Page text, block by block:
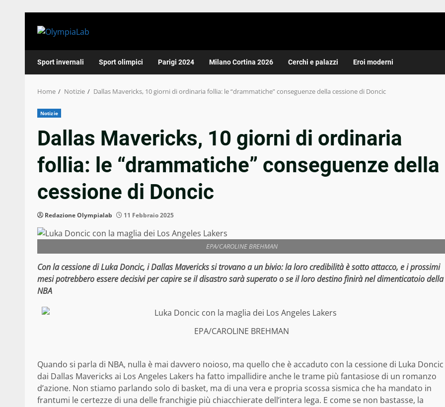
Sport invernali Sport olimpici Parigi 2024 Milano Cortina 2026 Cerchi e palazzi Eroi moderni
Home Notizie Dallas Mavericks, 10 giorni di ordinaria follia: le “drammatiche” conseguenze della cessione di Doncic
Notizie
Dallas Mavericks, 10 giorni di ordinaria
follia: le “drammatiche” conseguenze della
cessione di Doncic
Redazione Olympialab 11 Febbraio 2025
EPA/CAROLINE BREHMAN
Con la cessione di Luka Doncic, i Dallas Mavericks si trovano a un bivio: la loro credibilità è sotto attacco, e i prossimi
mesi potrebbero essere decisivi per capire se il disastro sarà superato o se il loro destino finirà nel dimenticatoio della
NBA
EPA/CAROLINE BREHMAN
Quando si parla di NBA, nulla è mai davvero noioso, ma quello che è accaduto con la cessione di Luka Doncic
dai Dallas Mavericks ai Los Angeles Lakers ha fatto impallidire anche le trame più fantasiose di un romanzo
d’azione. Non stiamo parlando solo di basket, ma di una vera e propria scossa sismica che ha mandato in
frantumi le certezze di una delle franchigie più chiacchierate dell’intera lega. E come se non bastasse, la